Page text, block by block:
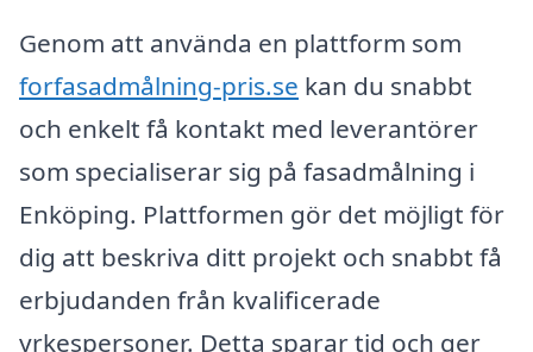
Genom att använda en plattform som
forfasadmålning-pris.se kan du snabbt
och enkelt få kontakt med leverantörer
som specialiserar sig på fasadmålning i
Enköping. Plattformen gör det möjligt för
dig att beskriva ditt projekt och snabbt få
erbjudanden från kvalificerade
yrkespersoner. Detta sparar tid och ger